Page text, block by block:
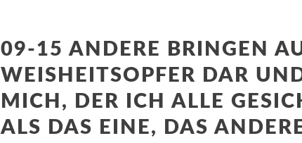
09-15 ANDERE BRINGEN
WEISHEITSOPFER DAR
MICH, DER ICH ALLE
ALS DAS EINE, DAS